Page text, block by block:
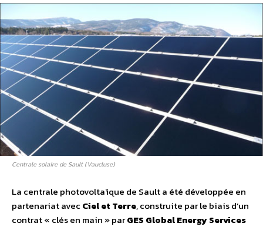
Centrale solaire de Sault (Vaucluse)
La centrale photovoltaïque de Sault a été développée en
partenariat avec Ciel et Terre, construite par le biais d’un
contrat « clés en main » parGES Global Energy Services